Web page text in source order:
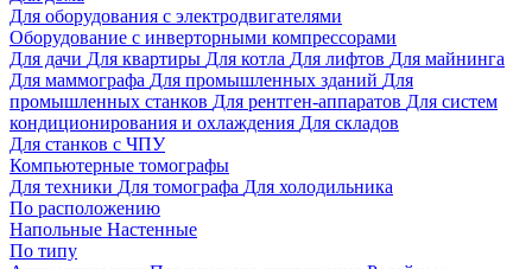
Для оборудования с электродвигателями
Оборудование с инверторными компрессорами
Для дачи Для квартиры Для котла Для лифтов Для майнинга
Для маммографа Для промышленных зданий Для
промышленных станков Для рентген-аппаратов Для систем
кондиционирования и охлаждения Для складов
Для станков с ЧПУ
Компьютерные томографы
Для техники Для томографа Для холодильника
По расположению
Напольные Настенные
По типу